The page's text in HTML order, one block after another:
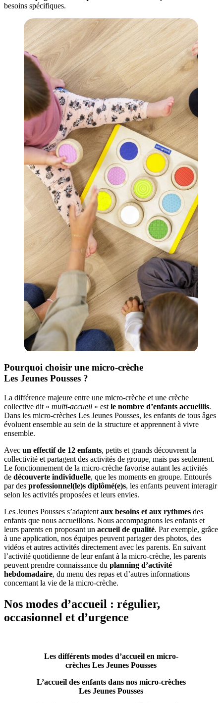
besoins spécifiques.
Pourquoi choisir une micro-crèche
Les Jeunes Pousses ?
La différence majeure entre une micro-crèche et une crèche
collective dit « multi-accueil » est le nombre d’enfants accueillis.
Dans les micro-crèches Les Jeunes Pousses, les enfants de tous âges
évoluent ensemble au sein de la structure et apprennent à vivre
ensemble.
Avec un effectif de 12 enfants, petits et grands découvrent la
collectivité et partagent des activités de groupe, mais pas seulement.
Le fonctionnement de la micro-crèche favorise autant les activités
de découverte individuelle, que les moments en groupe. Entourés
par des professionnel(le)s diplômé(e)s, les enfants peuvent interagir
selon les activités proposées et leurs envies.
Les Jeunes Pousses s’adaptent aux besoins et aux rythmes des
enfants que nous accueillons. Nous accompagnons les enfants et
leurs parents en proposant un accueil de qualité. Par exemple, grâce
à une application, nos équipes peuvent partager des photos, des
vidéos et autres activités directement avec les parents. En suivant
l’activité quotidienne de leur enfant à la micro-crèche, les parents
peuvent prendre connaissance du planning d’activité
hebdomadaire, du menu des repas et d’autres informations
concernant la vie de la micro-crèche.
Nos modes d’accueil : régulier,
occasionnel et d’urgence
Les différents modes d’accueil en micro-
crèches Les Jeunes Pousses
L’accueil des enfants dans nos micro-crèches
Les Jeunes Pousses